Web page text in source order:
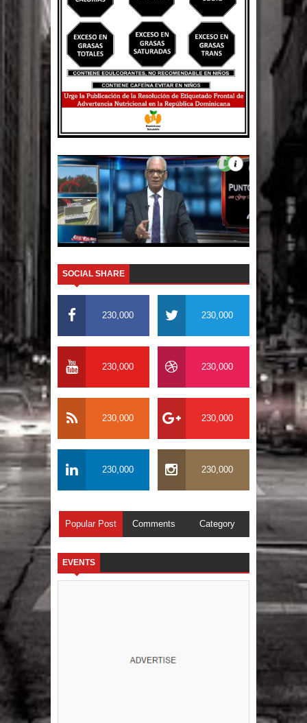
SOCIAL SHARE
230,000 230,000
230,000 230,000
230,000 230,000
230,000 230,000
Popular Post Comments Category
EVENTS